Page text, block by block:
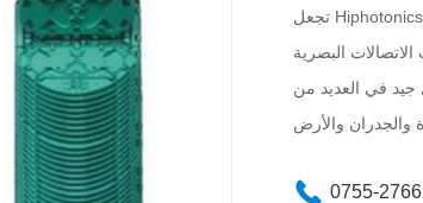
تجعل Hiphotonics إغلاقات الألياف البصرية على شكل قبة (على شكل غطاء) مثالية
جيد في العديد من
0755-